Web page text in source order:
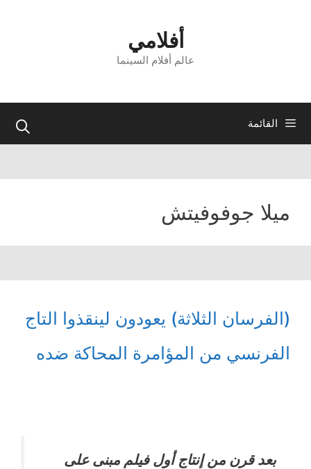
أفلامي
عالم أفلام السينما
القائمة
ميلا جوفوفيتش
(الفرسان الثلاثة) يعودون لينقذوا التاج
الفرنسي من المؤامرة المحاكة ضده
بعد قرن من إنتاج أول فيلم مبنى على